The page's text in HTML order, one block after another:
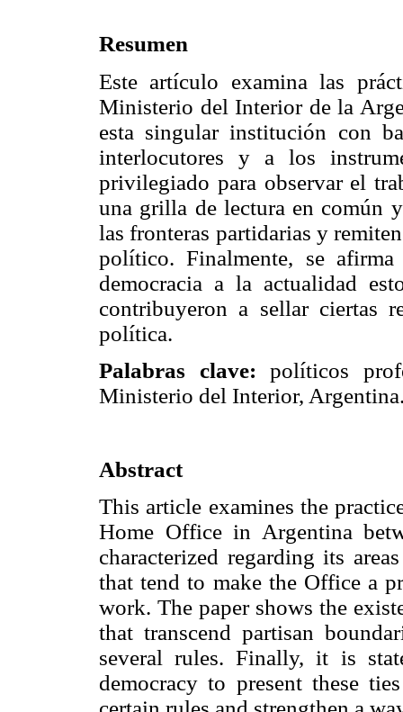
Resumen
Este artículo examina las
Ministerio del Interior de la
esta singular institución con
interlocutores y a los
privilegiado para observar el
una grilla de lectura en común
las fronteras partidarias y
político. Finalmente, se
democracia a la actualidad
contribuyeron a sellar ciertas
política.
Palabras clave: políticos
Ministerio del Interior,
Abstract
This article examines the
Home Office in Argentina
characterized regarding its
that tend to make the Office a
work. The paper shows the
that transcend partisan
several rules. Finally, it is
democracy to present these